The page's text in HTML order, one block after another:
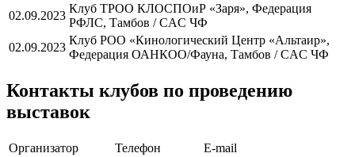
02.09.2023
Клуб ТРОО КЛОСПОиР «Заря», Федерация
РФЛС, Тамбов / CAC ЧФ
02.09.2023
Клуб РОО «Кинологический Центр «Альтаир»,
Федерация ОАНКОО/Фауна, Тамбов / CAC ЧФ
Контакты клубов по проведению
выставок
Организатор Телефон
Е-mail